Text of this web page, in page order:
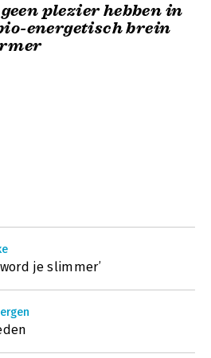
plezier hebben in
energetisch brein
je slimmer’